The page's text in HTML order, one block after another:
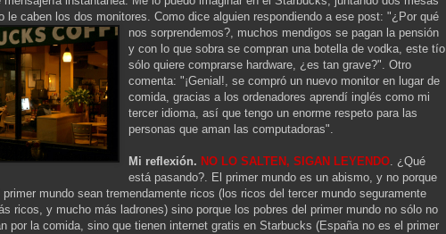
le caben los dos monitores. Como dice alguien respondiendo a ese post: "¿Por qué
nos sorprendemos?, muchos mendigos se pagan la pensión
y con lo que sobra se compran una botella de vodka, este tío
sólo quiere comprarse hardware, ¿es tan grave?". Otro
comenta: "¡Genial!, se compró un nuevo monitor en lugar de
comida, gracias a los ordenadores aprendí inglés como mi
tercer idioma, así que tengo un enorme respeto para las
personas que aman las computadoras".
Mi reflexión. NO LO SALTEN, SIGAN LEYENDO. ¿Qué
está pasando?. El primer mundo es un abismo, y no porque
primer mundo sean tremendamente ricos (los ricos del tercer mundo seguramente
ricos, y mucho más ladrones) sino porque los pobres del primer mundo no sólo no
por la comida, sino que tienen internet gratis en Starbucks (España no es el primer